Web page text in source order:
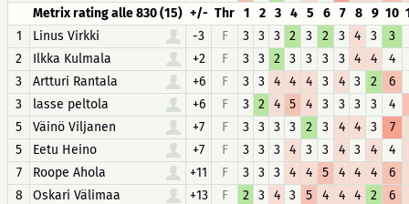
Metrix rating alle 830 (15) +/- Thr 1 2 3 4 5 6 7 8 9 10
1
Linus Virkki -3 F 3 3 3 2 3 2 3 4 3 3
2
Ilkka Kulmala +2 F 3 3 2 3 3 3 3 4 4 4
3
Artturi Rantala +6 F 3 3 4 4 4 3 4 3 2 6
3
lasse peltola +6 F 3 2 4 5 4 3 3 3 3 4
5
Väinö Viljanen +7 F 3 3 3 3 2 3 4 4 3 7
5
Eetu Heino +7 F 3 3 3 4 3 3 4 3 4 4
7
Roope Ahola +11 F 3 3 3 4 4 5 4 4 4 6
8
Oskari Välimaa +13 F 2 3 4 3 5 4 4 4 2 6